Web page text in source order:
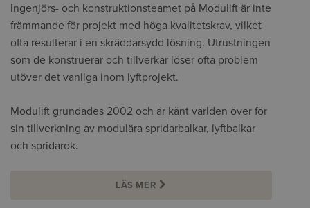
Ingenjörs- och konstruktionsteamet på Modulift är inte
främmande för projekt med höga kvalitetskrav, vilket
ofta resulterar i en skräddarsydd lösning. Utrustningen
som de konstruerar och tillverkar löser ofta problem
utöver det vanliga inom lyftprojekt.
Modulift grundades 2002 och är känt världen över för
sin tillverkning av modulära spridarbalkar, lyftbalkar
och spridarok.
LÄS MER